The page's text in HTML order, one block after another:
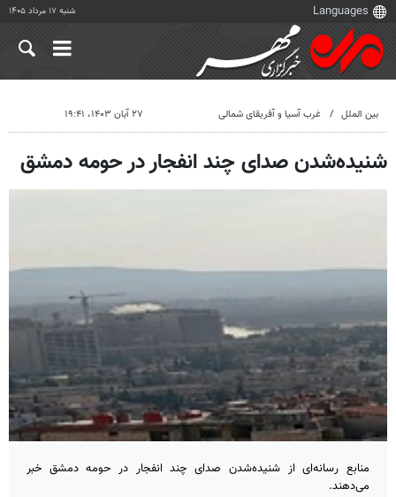
شنبه ۱۷ مرداد ۱۴۰۵
بین الملل غرب آسیا و آفریقای شمالی ۲۷ آبان ۱۴۰۳، ۱۹:۴۱
شنیده‌شدن صدای چند انفجار در حومه دمشق
منابع رسانه‌ای از شنیده‌شدن صدای چند انفجار در حومه دمشق خبر
می‌دهند.